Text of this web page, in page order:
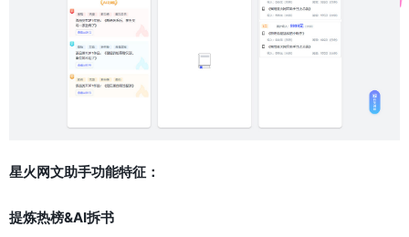
星火网文助手功能特征：
提炼热榜&AI拆书